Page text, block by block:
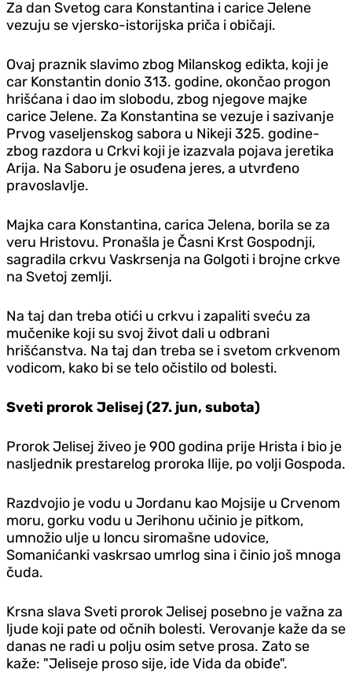
Za dan Svetog cara Konstantina i carice Jelene
vezuju se vjersko-istorijska priča i običaji.
Ovaj praznik slavimo zbog Milanskog edikta, koji je
car Konstantin donio 313. godine, okončao progon
hrišćana i dao im slobodu, zbog njegove majke
carice Jelene. Za Konstantina se vezuje i sazivanje
Prvog vaseljenskog sabora u Nikeji 325. godine-
zbog razdora u Crkvi koji je izazvala pojava jeretika
Arija. Na Saboru je osuđena jeres, a utvrđeno
pravoslavlje.
Majka cara Konstantina, carica Jelena, borila se za
veru Hristovu. Pronašla je Časni Krst Gospodnji,
sagradila crkvu Vaskrsenja na Golgoti i brojne crkve
na Svetoj zemlji.
Na taj dan treba otići u crkvu i zapaliti sveću za
mučenike koji su svoj život dali u odbrani
hrišćanstva. Na taj dan treba se i svetom crkvenom
vodicom, kako bi se telo očistilo od bolesti.
Sveti prorok Jelisej (27. jun, subota)
Prorok Jelisej živeo je 900 godina prije Hrista i bio je
nasljednik prestarelog proroka Ilije, po volji Gospoda.
Razdvojio je vodu u Jordanu kao Mojsije u Crvenom
moru, gorku vodu u Jerihonu učinio je pitkom,
umnožio ulje u loncu siromašne udovice,
Somanićanki vaskrsao umrlog sina i činio još mnoga
čuda.
Krsna slava Sveti prorok Jelisej posebno je važna za
ljude koji pate od očnih bolesti. Verovanje kaže da se
danas ne radi u polju osim setve prosa. Zato se
kaže: "Jeliseje proso sije, ide Vida da obiđe".